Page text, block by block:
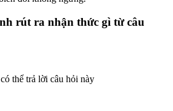
rút ra nhận thức gì từ câu
thể trả lời câu hỏi này